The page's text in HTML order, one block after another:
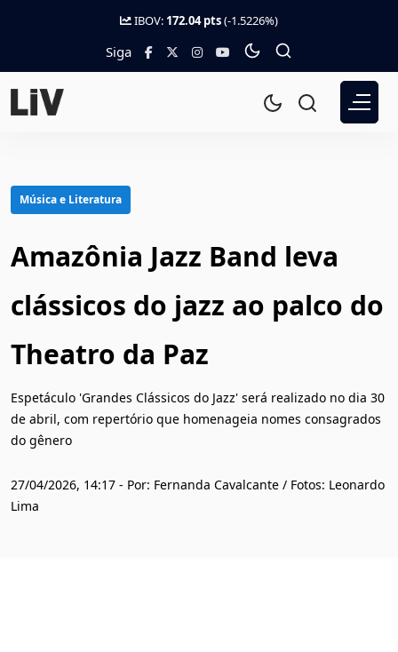
IBOV: 172.04 pts(-1.5226%)
Siga
Música e Literatura
Amazônia Jazz Band leva
clássicos do jazz ao palco do
Theatro da Paz
Espetáculo 'Grandes Clássicos do Jazz' será realizado no dia 30
de abril, com repertório que homenageia nomes consagrados
do gênero
27/04/2026, 14:17 - Por: Fernanda Cavalcante / Fotos: Leonardo
Lima